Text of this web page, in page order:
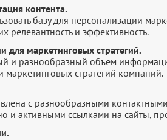
контента.
базу для персонализации
релевантность и эффективность.
для маркетинговых стратегий.
и разнообразный объем
маркетинговых стратегий компаний.
с разнообразными
и активными ссылками на сайты,